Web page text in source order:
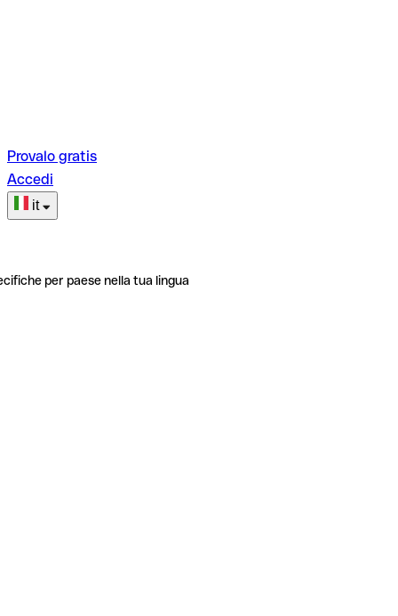
Provalo gratis
Accedi
it
per paese nella tua lingua